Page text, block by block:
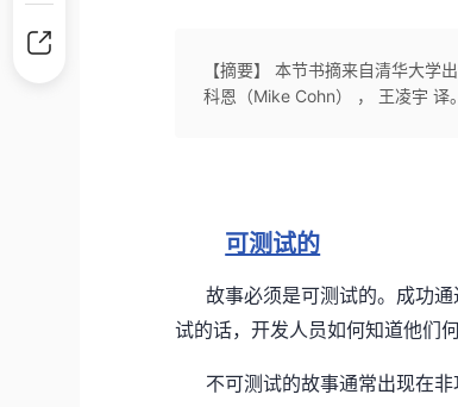
【摘要】 本节书摘来自清华大学
科恩（Mike Cohn） ， 王凌宇 译。
可测试的
故事必须是可测试的。成功
试的话，开发人员如何知道他们
不可测试的故事通常出现在